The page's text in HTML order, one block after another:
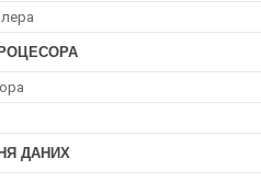
ДАНИХ